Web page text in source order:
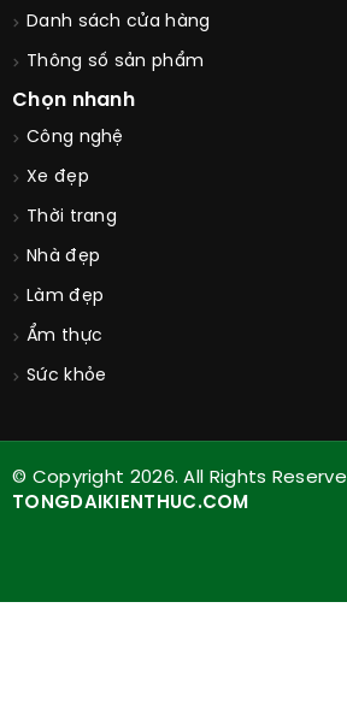
Danh sách cửa hàng
Thông số sản phẩm
Chọn nhanh
Công nghệ
Xe đẹp
Thời trang
Nhà đẹp
Làm đẹp
Ẩm thực
Sức khỏe
© Copyright 2026. All Rights
TONGDAIKIENTHUC.COM